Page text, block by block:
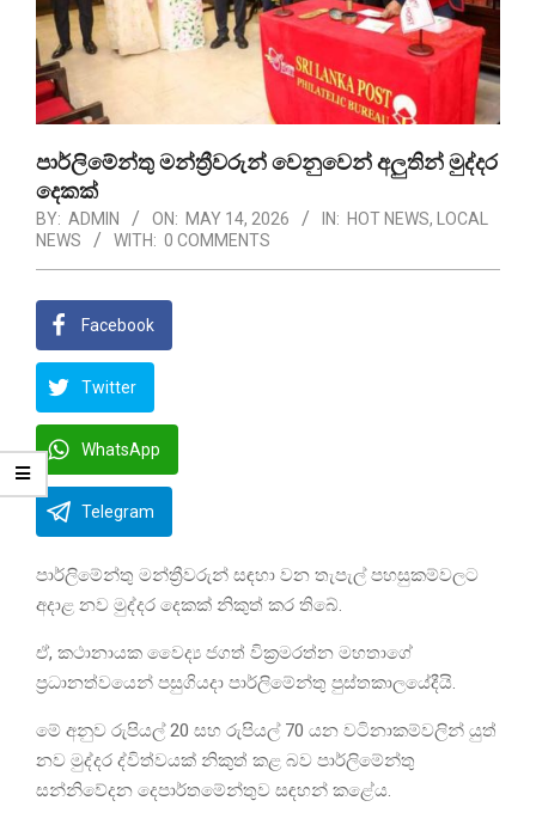
පාර්ලිමේන්තු මන්ත්‍රීවරුන් වෙනුවෙන් අලුතින් මුද්දර
දෙකක්
BY: ADMIN ON: MAY 14, 2026 IN: HOT NEWS,
LOCAL
NEWS
WITH: 0 COMMENTS
Facebook
Twitter
WhatsApp
Telegram
පාර්ලිමේන්තු මන්ත්‍රීවරුන් සඳහා වන තැපැල් පහසුකම්වලට
අදාළ නව මුද්දර දෙකක් නිකුත් කර තිබේ.
ඒ, කථානායක වෛද්‍ය ජගත් වික්‍රමරත්න මහතාගේ
ප්‍රධානත්වයෙන් පසුගියදා පාර්ලිමේන්තු පුස්තකාලයේදීයි.
මේ අනුව රුපියල් 20 සහ රුපියල් 70 යන වටිනාකම්වලින් යුත්
නව මුද්දර ද්විත්වයක් නිකුත් කළ බව පාර්ලිමේන්තු
සන්නිවේදන දෙපාර්තමේන්තුව සඳහන් කළේය.